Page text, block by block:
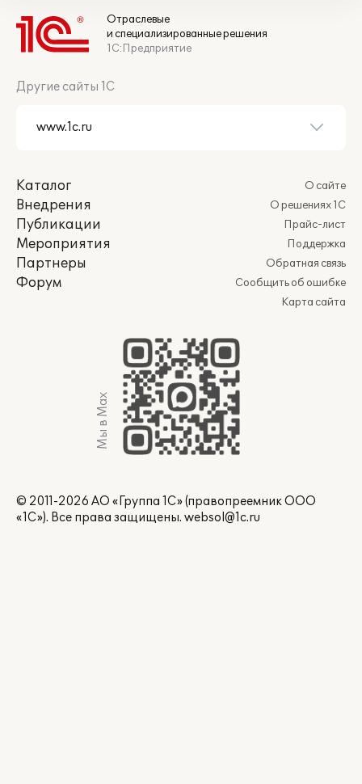
Отраслевые
и специализированные решения
1С:Предприятие
Другие сайты 1С
Каталог
Внедрения
Публикации
Мероприятия
Партнеры
Форум
О сайте
О решениях 1С
Прайс-лист
Поддержка
Обратная связь
Сообщить об ошибке
Карта сайта
Мы в Max
© 2011-2026 АО «Группа 1С» (правопреемник ООО
«1С»). Все права защищены. websol@1c.ru